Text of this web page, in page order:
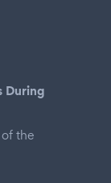
During
the